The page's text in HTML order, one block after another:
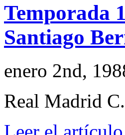
Temporada
Santiago
enero 2nd,
Real Madrid